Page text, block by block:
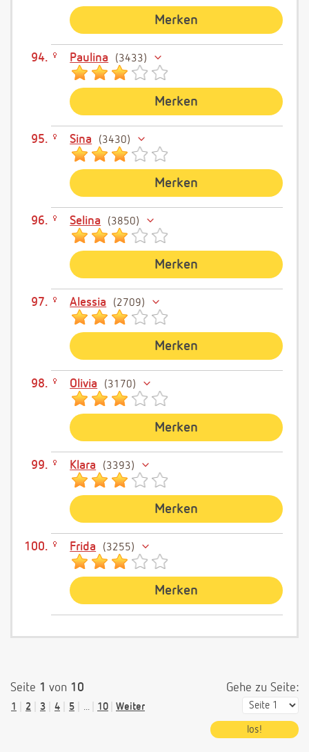
Merken
Paulina 3433
Merken
Sina 3430
Merken
Selina 3850
Merken
Alessia 2709
Merken
Olivia 3170
Merken
Klara 3393
Merken
Frida 3255
Merken
Seite 1 von 10
1 2 3 4 5 ... 10 Weiter
Gehe zu Seite: